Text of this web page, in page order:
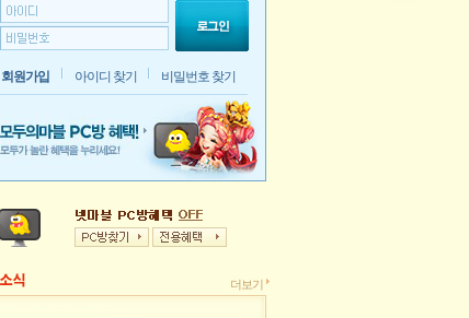
회원가입 아이디 찾기 비밀번호 찾기
더보기